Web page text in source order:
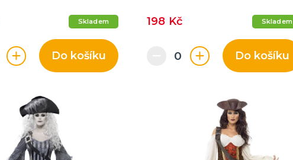
Skladem
Do košíku
198 Kč Skladem
Do košíku